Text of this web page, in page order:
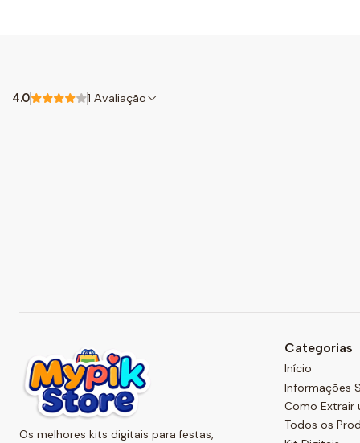
4.0 1 Avaliação
Os melhores kits digitais para festas,
Categorias
Início
Informações
Como Extrair
Todos os